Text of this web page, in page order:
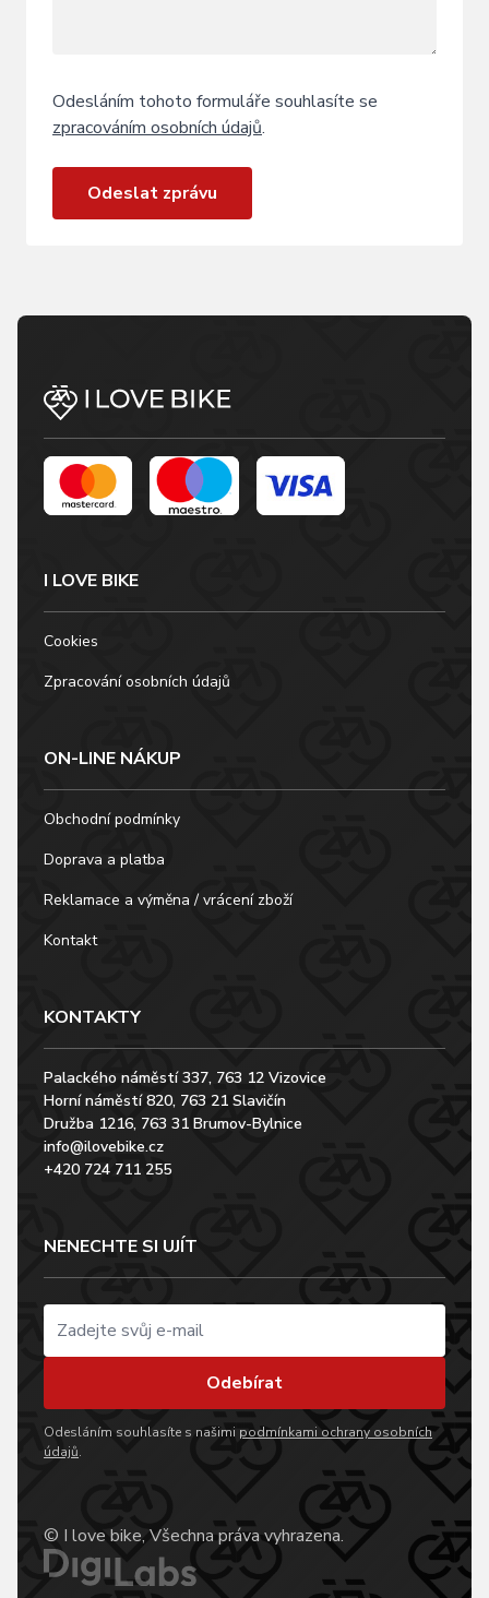
Odesláním tohoto formuláře souhlasíte se
zpracováním osobních údajů.
Odeslat zprávu
I LOVE BIKE
Cookies
Zpracování osobních údajů
ON-LINE NÁKUP
Obchodní podmínky
Doprava a platba
Reklamace a výměna / vrácení zboží
Kontakt
KONTAKTY
Palackého náměstí 337, 763 12 Vizovice
Horní náměstí 820, 763 21 Slavičín
Družba 1216, 763 31 Brumov-Bylnice
info@ilovebike.cz
+420 724 711 255
NENECHTE SI UJÍT
Odebírat
Odesláním souhlasíte s našimi podmínkami ochrany osobních
údajů.
© I love bike, Všechna práva vyhrazena.